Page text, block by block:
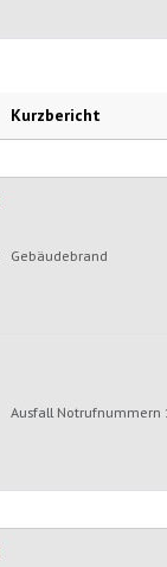
Kurzbericht
Gebäudebrand
Ausfall Notrufnummern